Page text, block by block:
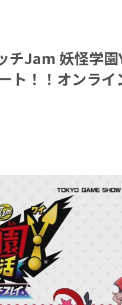
チJam 妖怪学園
ト！！オンライ